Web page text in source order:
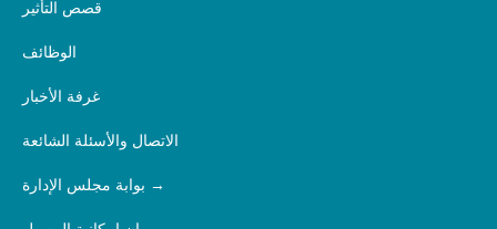
قصص التأثير
الوظائف
غرفة الأخبار
الاتصال والأسئلة الشائعة
بوابة مجلس الإدارة